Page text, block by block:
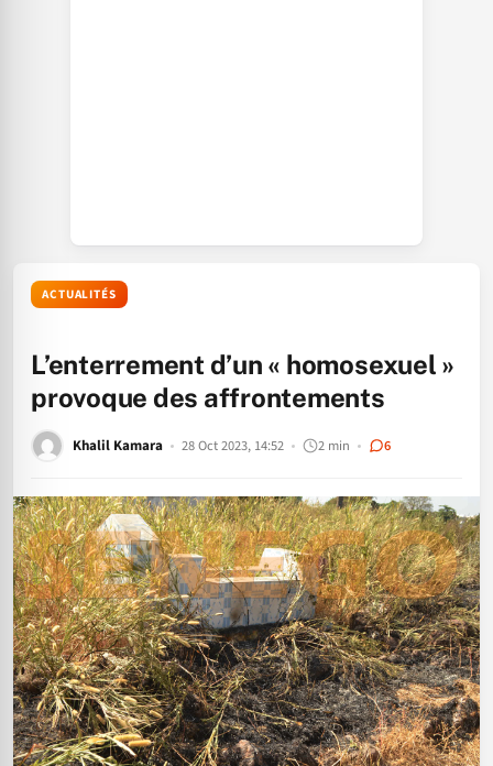
ACTUALITÉS
L’enterrement d’un « homosexuel »
provoque des affrontements
Khalil Kamara 28 Oct 2023, 14:52 2 min 6